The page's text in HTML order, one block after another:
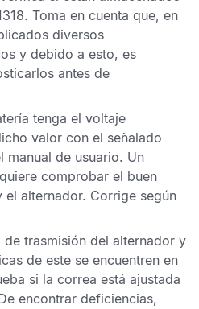
. Toma en cuenta que, en
diversos
y debido a esto, es
antes de
tenga el voltaje
valor con el señalado
manual de usuario. Un
comprobar el buen
alternador. Corrige según
trasmisión del alternador y
de este se encuentren en
si la correa está ajustada
encontrar deficiencias,